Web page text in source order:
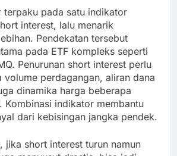
terpaku pada satu indikator
interest, lalu menarik
Pendekatan tersebut
pada ETF kompleks seperti
Penurunan short interest perlu
volume perdagangan, aliran dana
dinamika harga beberapa
Kombinasi indikator membantu
dari kebisingan jangka pendek.
jika short interest turun namun